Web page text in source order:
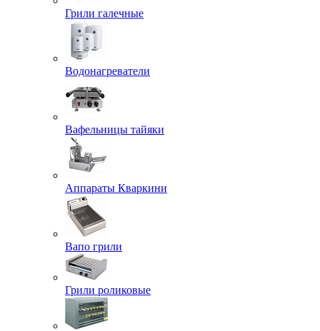
Грили галечные
Водонагреватели
Вафельницы тайяки
Аппараты Кваркини
Вапо грили
Грили роликовые